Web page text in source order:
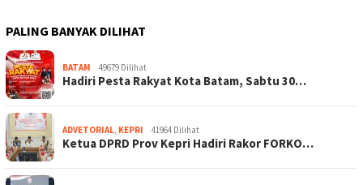
PALING BANYAK DILIHAT
BATAM 49679 Dilihat
Hadiri Pesta Rakyat Kota Batam, Sabtu 30…
ADVETORIAL KEPRI 41964 Dilihat
Ketua DPRD Prov Kepri Hadiri Rakor FORKO…